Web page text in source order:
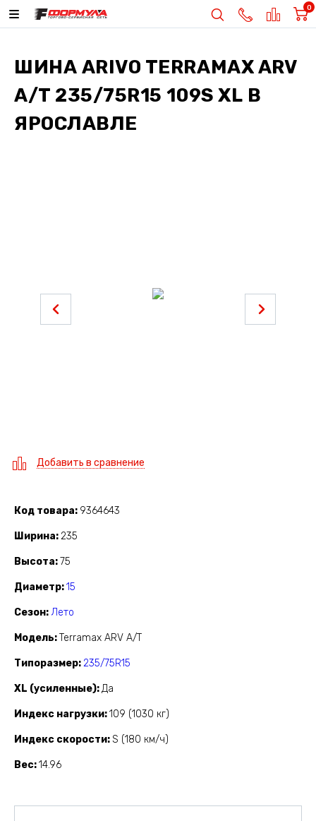
0
ШИНА ARIVO TERRAMAX ARV
A/T 235/75R15 109S XL В
ЯРОСЛАВЛЕ
Добавить в сравнение
Код товара 9364643
Ширина 235
Высота 75
Диаметр 15
Сезон Лето
Модель Terramax ARV A/T
Типоразмер 235/75R15
XL (усиленные) Да
Индекс нагрузки 109 (1030 кг)
Индекс скорости S (180 км/ч)
Вес 14.96